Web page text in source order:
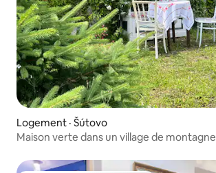
Logement · Šútovo
Maison verte dans un village de montagne